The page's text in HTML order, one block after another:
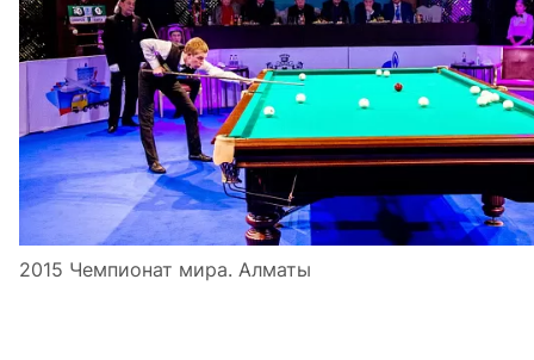
2015 Чемпионат мира. Алматы